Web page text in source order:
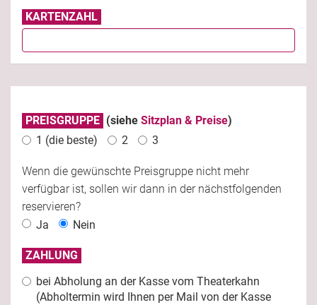
KARTENZAHL
PREISGRUPPE (siehe Sitzplan & Preise)
1 (die beste)
2 3
Wenn die gewünschte Preisgruppe nicht mehr
verfügbar ist, sollen wir dann in der nächstfolgenden
reservieren?
Ja
Nein
ZAHLUNG
bei Abholung an der Kasse vom Theaterkahn
(Abholtermin wird Ihnen per Mail von der Kasse